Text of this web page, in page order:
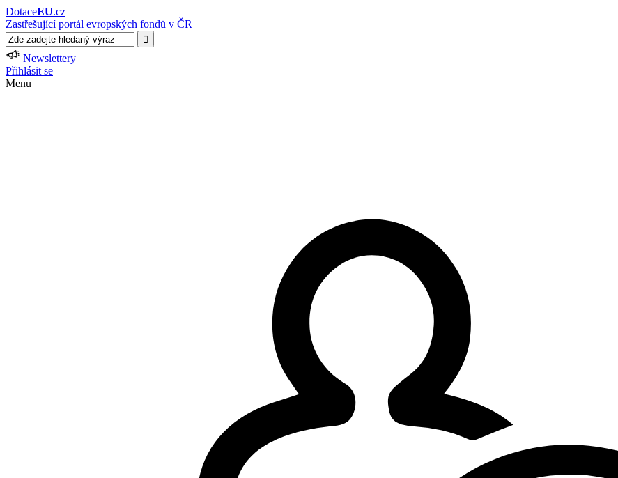
DotaceEU.cz
Zastřešující portál evropských fondů v ČR
Newslettery
Přihlásit se
Menu